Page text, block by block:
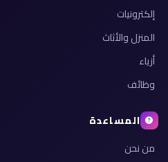
إلكترونيات
المنزل والأثاث
أزياء
وظائف
المساعدة
من نحن